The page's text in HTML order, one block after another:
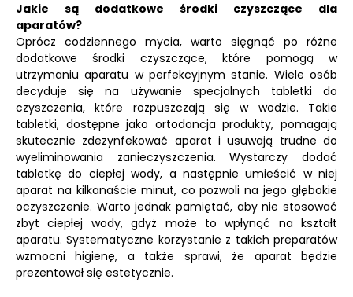
Jakie są dodatkowe środki czyszczące dla
aparatów?
Oprócz codziennego mycia, warto sięgnąć po różne
dodatkowe środki czyszczące, które pomogą w
utrzymaniu aparatu w perfekcyjnym stanie. Wiele osób
decyduje się na używanie specjalnych tabletki do
czyszczenia, które rozpuszczają się w wodzie. Takie
tabletki, dostępne jako ortodoncja produkty, pomagają
skutecznie zdezynfekować aparat i usuwają trudne do
wyeliminowania zanieczyszczenia. Wystarczy dodać
tabletkę do ciepłej wody, a następnie umieścić w niej
aparat na kilkanaście minut, co pozwoli na jego głębokie
oczyszczenie. Warto jednak pamiętać, aby nie stosować
zbyt ciepłej wody, gdyż może to wpłynąć na kształt
aparatu. Systematyczne korzystanie z takich preparatów
wzmocni higienę, a także sprawi, że aparat będzie
prezentował się estetycznie.